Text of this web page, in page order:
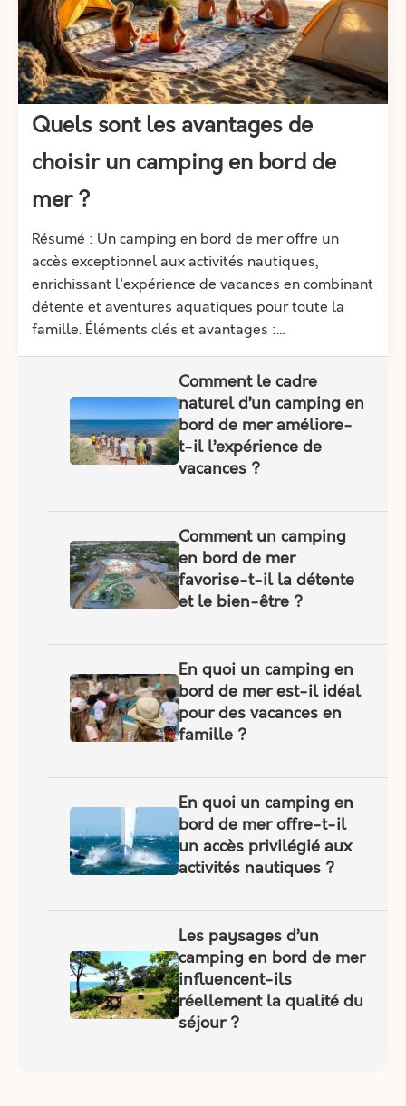
Quels sont les avantages de
choisir un camping en bord de
mer ?
Résumé : Un camping en bord de mer offre un
accès exceptionnel aux activités nautiques,
enrichissant l'expérience de vacances en combinant
détente et aventures aquatiques pour toute la
famille. Éléments clés et avantages :…
Comment le cadre
naturel d’un camping en
bord de mer améliore-
t-il l’expérience de
vacances ?
Comment un camping
en bord de mer
favorise-t-il la détente
et le bien-être ?
En quoi un camping en
bord de mer est-il idéal
pour des vacances en
famille ?
En quoi un camping en
bord de mer offre-t-il
un accès privilégié aux
activités nautiques ?
Les paysages d’un
camping en bord de mer
influencent-ils
réellement la qualité du
séjour ?